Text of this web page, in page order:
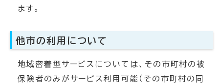
ます。
他市の利用について
地域密着型サービスについては、その市町村の被
保険者のみがサービス利用可能（その市町村の同